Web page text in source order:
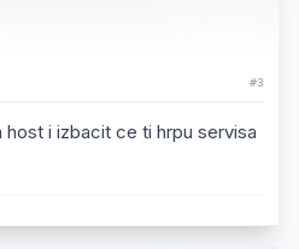
#3
i izbacit ce ti hrpu servisa